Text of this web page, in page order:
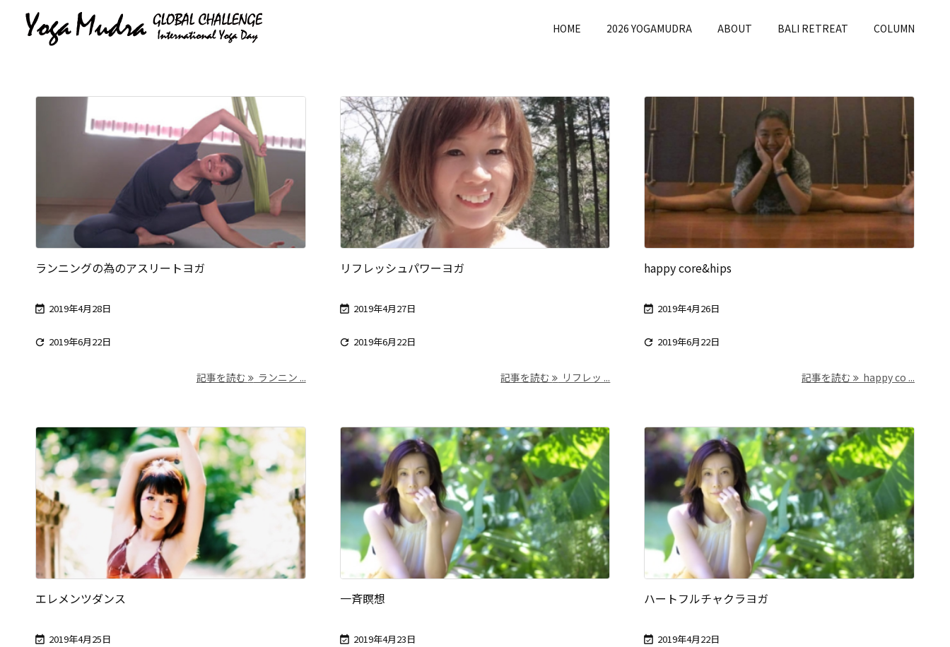
HOME 2026 YOGAMUDRA ABOUT BALI RETREAT COLUMN
ランニングの為のアスリートヨガ
 2019年4月28日
 2019年6月22日
記事を読む ランニン ...
リフレッシュパワーヨガ
 2019年4月27日
 2019年6月22日
記事を読む リフレッ ...
happy core&hips
 2019年4月26日
 2019年6月22日
記事を読む happy co ...
エレメンツダンス
 2019年4月25日
一斉瞑想
 2019年4月23日
ハートフルチャクラヨガ
 2019年4月22日